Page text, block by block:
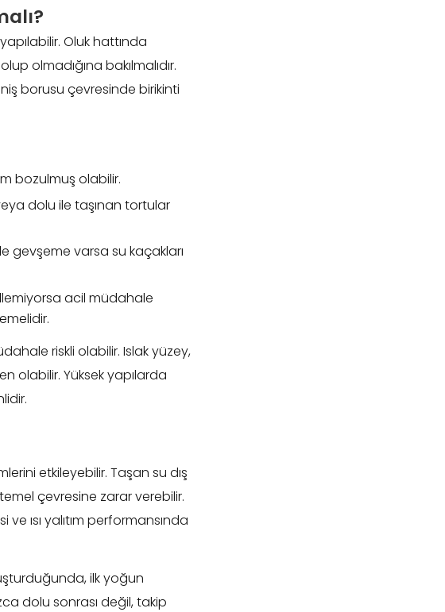
Oluk hattında
olmadığına bakılmalıdır.
borusu çevresinde birikinti
bozulmuş olabilir.
dolu ile taşınan tortular
gevşeme varsa su kaçakları
acil müdahale
riskli olabilir. Islak yüzey,
olabilir. Yüksek yapılarda
etkileyebilir. Taşan su dış
çevresine zarar verebilir.
ısı yalıtım performansında
ilk yoğun
dolu sonrası değil, takip